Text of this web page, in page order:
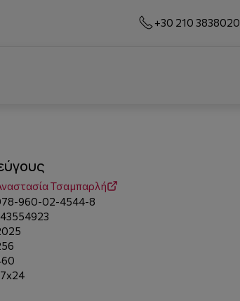
+30 210 3838020
Τσαμπαρλή
960-02-4544-8